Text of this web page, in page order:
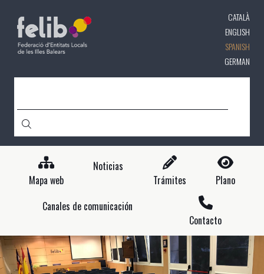
contenido
principal
CATALÀ
ENGLISH
SPANISH
GERMAN
Mapa web
Noticias
Trámites
Plano
Canales de comunicación
Contacto